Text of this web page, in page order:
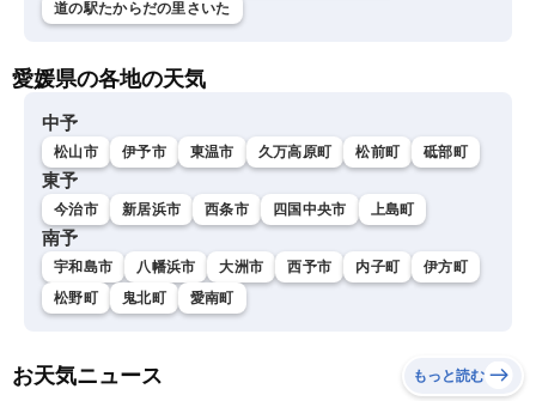
道の駅たからだの里さいた
愛媛県の各地の天気
中予
松山市 伊予市 東温市 久万高原町 松前町 砥部町
東予
今治市 新居浜市 西条市 四国中央市 上島町
南予
宇和島市 八幡浜市 大洲市 西予市 内子町
伊方町
松野町
鬼北町 愛南町
お天気ニュース もっと読む